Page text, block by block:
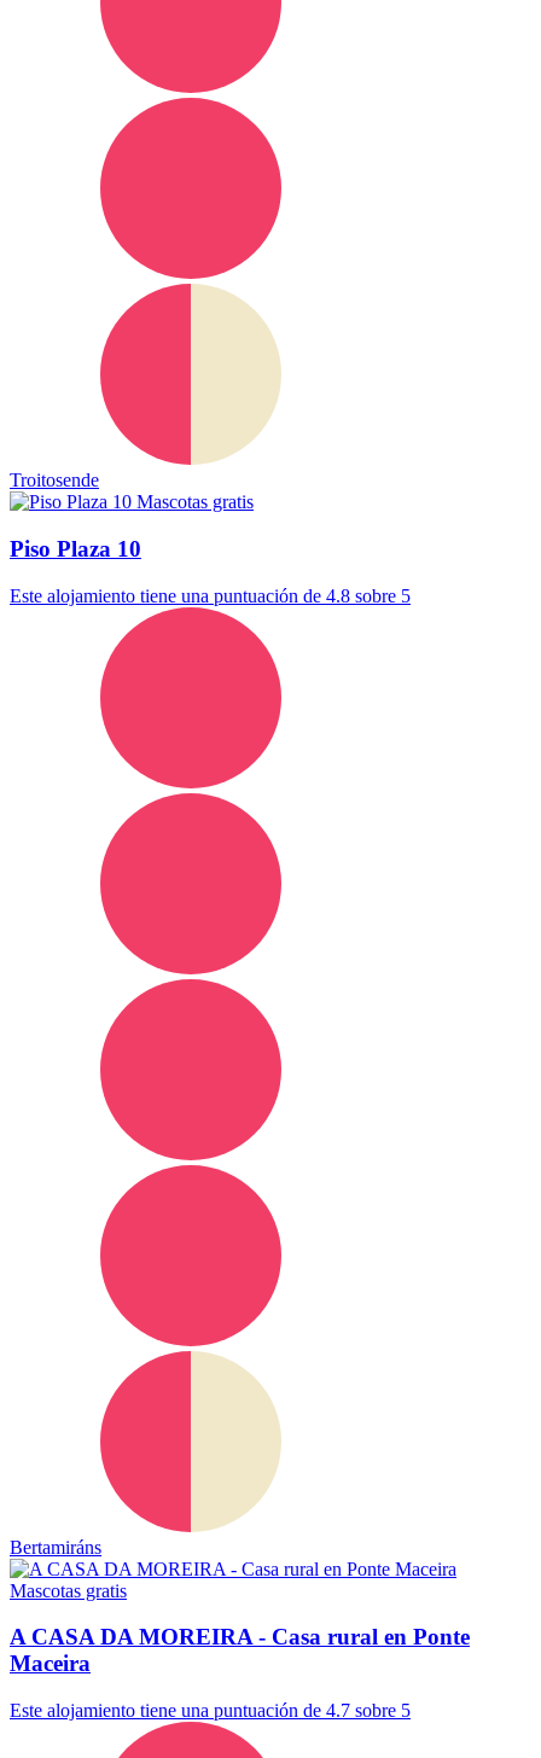
Troitosende
Mascotas gratis
Piso Plaza 10
Este alojamiento tiene una puntuación de 4.8 sobre 5
Bertamiráns
Mascotas gratis
A CASA DA MOREIRA - Casa rural en Ponte
Maceira
Este alojamiento tiene una puntuación de 4.7 sobre 5